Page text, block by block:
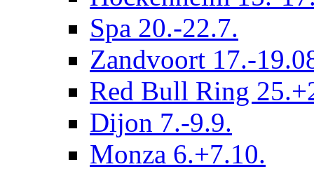
Spa 20.-22.7.
Zandvoort 17.-
Red Bull Ring
Dijon 7.-9.9.
Monza 6.+7.10.